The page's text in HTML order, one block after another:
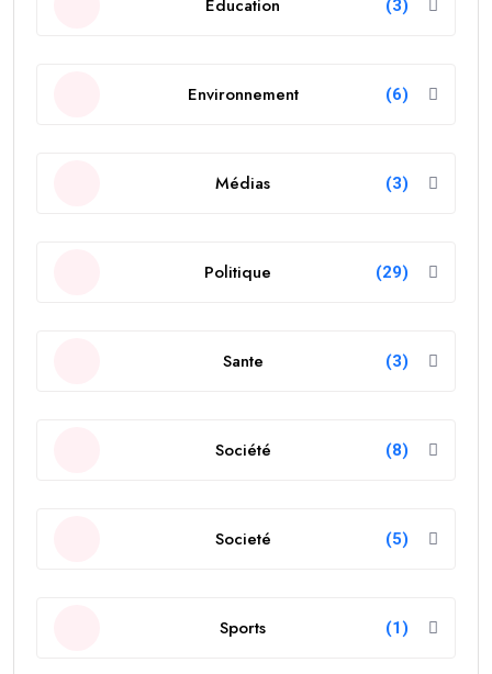
Education (3)
Environnement (6)
Médias (3)
Politique (29)
Sante (3)
Société (8)
Societé (5)
Sports (1)